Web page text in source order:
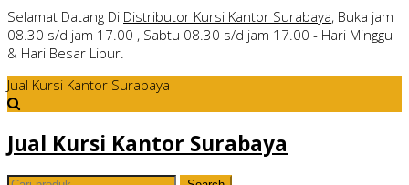
Selamat Datang Di Distributor Kursi Kantor Surabaya, Buka jam
08.30 s/d jam 17.00 , Sabtu 08.30 s/d jam 17.00 - Hari Minggu
& Hari Besar Libur.
Jual Kursi Kantor Surabaya
Jual Kursi Kantor Surabaya